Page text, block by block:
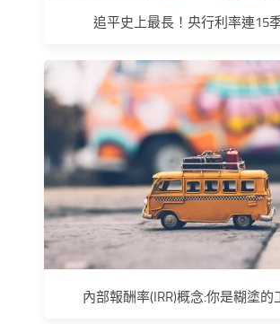
追平史上最長！央行利率連15
內部報酬率(IRR)概念:你是糊塗的